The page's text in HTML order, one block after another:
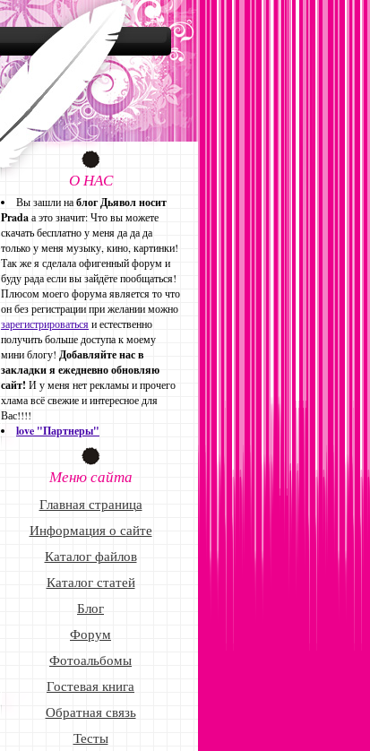
О НАС
Вы зашли наблог Дьявол носит
Pradaа это значит: Что вы можете
скачать бесплатно у меня да да да
только у меня музыку, кино, картинки!
Так же я сделала офигенный форум и
буду рада если вы зайдёте пообщаться!
Плюсом моего форума является то что
он без регистрации при желании можно
зарегистрироватьсяи естественно
получить больше доступа к моему
мини блогу! Добавляйте нас в
закладки я ежедневно обновляю
сайт! И у меня нет рекламы и прочего
хлама всё свежие и интересное для
Вас!!!!
love "Партнеры"
Меню сайта
Главная страница
Информация о сайте
Каталог файлов
Каталог статей
Блог
Форум
Фотоальбомы
Гостевая книга
Обратная связь
Тесты